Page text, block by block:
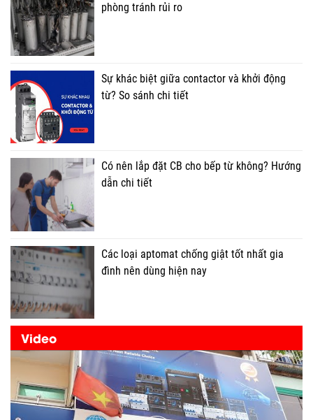
phòng tránh rủi ro
Sự khác biệt giữa contactor và khởi động
từ? So sánh chi tiết
Có nên lắp đặt CB cho bếp từ không? Hướng
dẫn chi tiết
Các loại aptomat chống giật tốt nhất gia
đình nên dùng hiện nay
Video